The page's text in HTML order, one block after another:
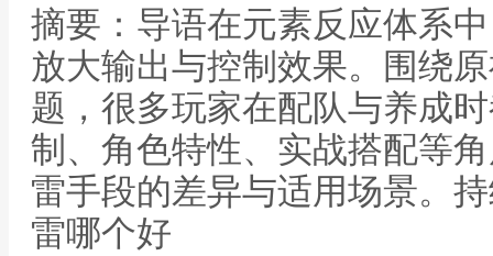
摘要：导语在元素反应体系
放大输出与控制效果。围绕
题，很多玩家在配队与养成
制、角色特性、实战搭配等
雷手段的差异与适用场景。
雷哪个好